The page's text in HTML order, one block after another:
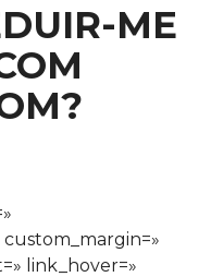
ME
link_hover=»